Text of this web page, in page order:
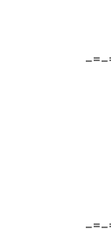
-=-
-=-